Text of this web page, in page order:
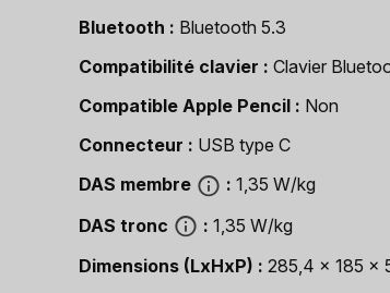
Bluetooth
Bluetooth 5.3
Compatibilité clavier
Clavier
Compatible Apple Pencil
Non
Connecteur
USB type C
DAS membre
1,35 W/kg
DAS tronc
1,35 W/kg
Dimensions (LxHxP)
285,4 x 185 x